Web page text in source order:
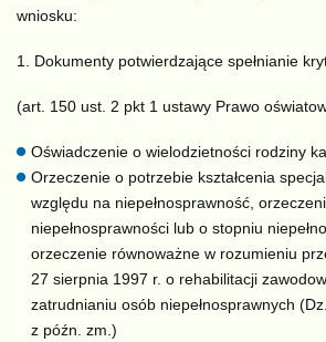
wniosku:
Dokumenty potwierdzające spełnianie
(art. 150 ust. 2 pkt 1 ustawy Prawo
Oświadczenie o wielodzietności rodziny
Orzeczenie o potrzebie kształcenia
względu na niepełnosprawność,
niepełnosprawności lub o stopniu
orzeczenie równoważne w rozumieniu
27 sierpnia 1997 r. o rehabilitacji
zatrudnianiu osób niepełnosprawnych
z późn. zm.)